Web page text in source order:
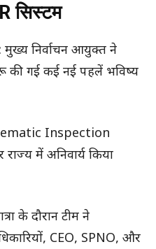
सिस्टम
मुख्य निर्वाचन आयुक्त ने
की गई कई नई पहलें भविष्य
Inspection
में अनिवार्य किया
के दौरान टीम ने
CEO, SPNO, और